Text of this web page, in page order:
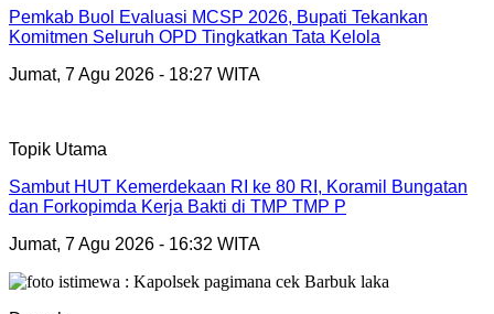
Pemkab Buol Evaluasi MCSP 2026, Bupati Tekankan
Komitmen Seluruh OPD Tingkatkan Tata Kelola
Jumat, 7 Agu 2026 - 18:27 WITA
Topik Utama
Sambut HUT Kemerdekaan RI ke 80 RI, Koramil Bungatan
dan Forkopimda Kerja Bakti di TMP TMP P
Jumat, 7 Agu 2026 - 16:32 WITA